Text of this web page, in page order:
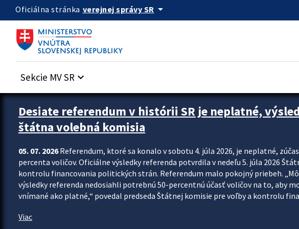
Preskocit na hlavný obsah
Oficiálna stránka verejnej správy SR arrow_drop_down
Sekcie MV SR keyboard_arrow_down
Zastavit automatický posun upútavok
Desiate referendum v histórii SR je neplatné,
štátna volebná komisia
05. 07. 2026Referendum, ktoré sa konalo v sobotu 4. júla 2026, je neplatné,
percenta voličov. Oficiálne výsledky referenda potvrdila v nedeľu 5. júla 2026
kontrolu financovania politických strán. Referendum malo pokojný priebeh.
výsledky referenda nedosiahli potrebnú 50-percentnú účasť voličov na to, aby
vnímané ako platné,“ povedal predseda Štátnej komisie pre voľby a kontrolu
Viac